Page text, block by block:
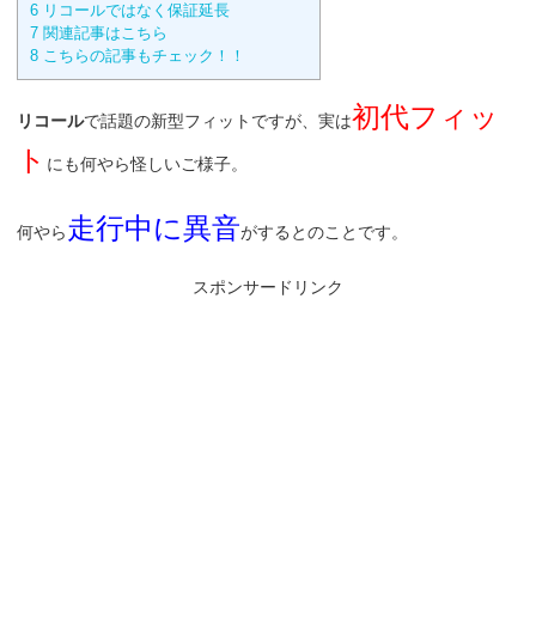
6 リコールではなく保証延長
7 関連記事はこちら
8 こちらの記事もチェック！！
リコールで話題の新型フィットですが、実は初代フィッ
ト にも何やら怪しいご様子。
何やら走行中に異音がするとのことです。
スポンサードリンク